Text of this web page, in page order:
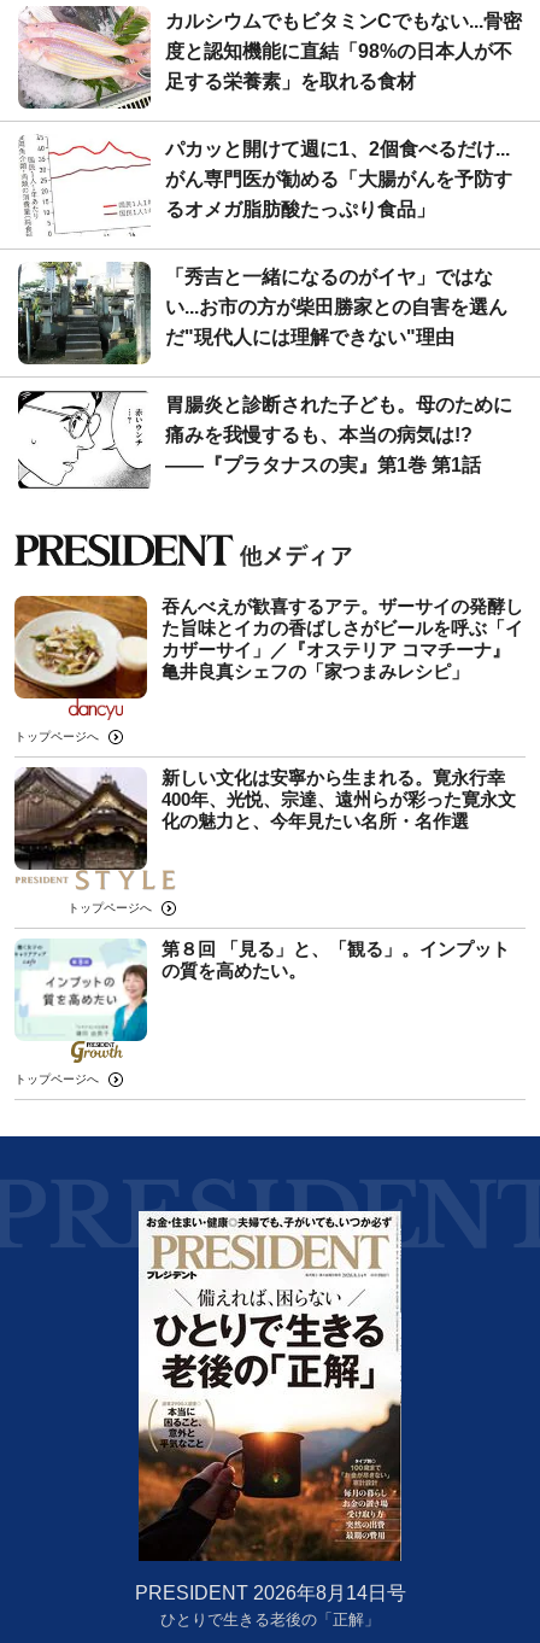
カルシウムでもビタミンCでもない...骨密
度と認知機能に直結「98%の日本人が不
足する栄養素」を取れる食材
パカッと開けて週に1、2個食べるだけ...
がん専門医が勧める「大腸がんを予防す
るオメガ脂肪酸たっぷり食品」
「秀吉と一緒になるのがイヤ」ではな
い...お市の方が柴田勝家との自害を選ん
だ"現代人には理解できない"理由
胃腸炎と診断された子ども。母のために
痛みを我慢するも、本当の病気は!?
――『プラタナスの実』第1巻 第1話
吞んべえが歓喜するアテ。ザーサイの発酵し
た旨味とイカの香ばしさがビールを呼ぶ「イ
カザーサイ」／『オステリア コマチーナ』
⻲井良真シェフの「家つまみレシピ」
トップページへ
新しい文化は安寧から生まれる。寛永行幸
400年、光悦、宗達、遠州らが彩った寛永文
化の魅力と、今年見たい名所・名作選
トップページへ
第８回 「見る」と、「観る」。インプット
の質を高めたい。
トップページへ
PRESIDENT 2026年8月14日号
ひとりで生きる老後の「正解」